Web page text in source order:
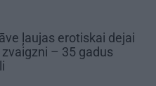
ļaujas erotiskai dejai
– 35 gadus